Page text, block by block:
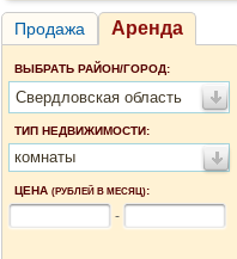
Продажа Аренда
ВЫБРАТЬ РАЙОН/ГОРОД:
Свердловская область
ТИП НЕДВИЖИМОСТИ:
комнаты
ЦЕНА (РУБЛЕЙ В МЕСЯЦ):
-